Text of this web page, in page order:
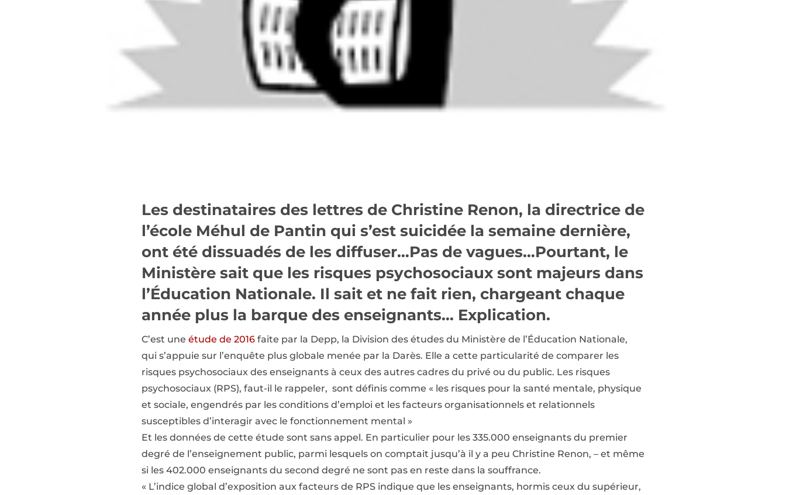
Les destinataires des lettres de Christine Renon, la directrice de
l’école Méhul de Pantin qui s’est suicidée la semaine dernière,
ont été dissuadés de les diffuser…Pas de vagues…Pourtant, le
Ministère sait que les risques psychosociaux sont majeurs dans
l’Éducation Nationale. Il sait et ne fait rien, chargeant chaque
année plus la barque des enseignants… Explication.
C’est une étude de 2016 faite par la Depp, la Division des études du Ministère de l’Éducation Nationale,
qui s’appuie sur l’enquête plus globale menée par la Darès. Elle a cette particularité de comparer les
risques psychosociaux des enseignants à ceux des autres cadres du privé ou du public. Les risques
psychosociaux (RPS), faut-il le rappeler, sont définis comme « les risques pour la santé mentale, physique
et sociale, engendrés par les conditions d’emploi et les facteurs organisationnels et relationnels
susceptibles d’interagir avec le fonctionnement mental »
Et les données de cette étude sont sans appel. En particulier pour les 335.000 enseignants du premier
degré de l’enseignement public, parmi lesquels on comptait jusqu’à il y a peu Christine Renon, – et même
si les 402.000 enseignants du second degré ne sont pas en reste dans la souffrance.
« L’indice global d’exposition aux facteurs de RPS indique que les enseignants, hormis ceux du supérieur,